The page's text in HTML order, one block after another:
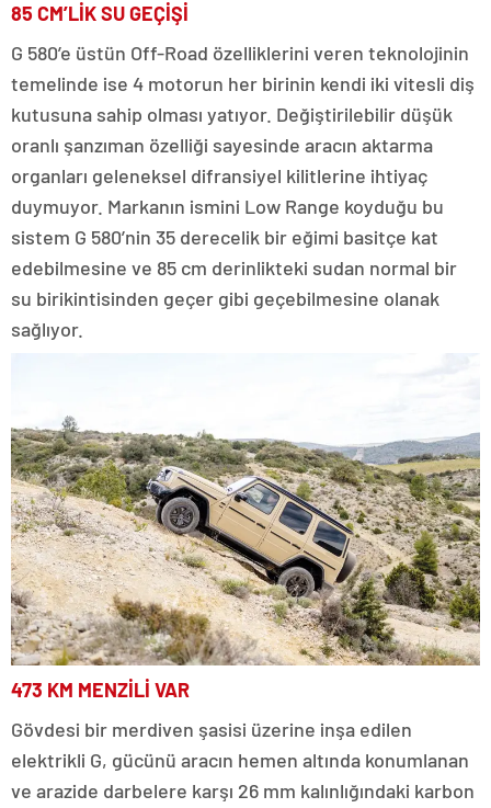
85 CM’LİK SU GEÇİŞİ
G 580’e üstün Off-Road özelliklerini veren teknolojinin
temelinde ise 4 motorun her birinin kendi iki vitesli diş
kutusuna sahip olması yatıyor. Değiştirilebilir düşük
oranlı şanzıman özelliği sayesinde aracın aktarma
organları geleneksel difransiyel kilitlerine ihtiyaç
duymuyor. Markanın ismini Low Range koyduğu bu
sistem G 580’nin 35 derecelik bir eğimi basitçe kat
edebilmesine ve 85 cm derinlikteki sudan normal bir
su birikintisinden geçer gibi geçebilmesine olanak
sağlıyor.
473 KM MENZİLİ VAR
Gövdesi bir merdiven şasisi üzerine inşa edilen
elektrikli G, gücünü aracın hemen altında konumlanan
ve arazide darbelere karşı 26 mm kalınlığındaki karbon